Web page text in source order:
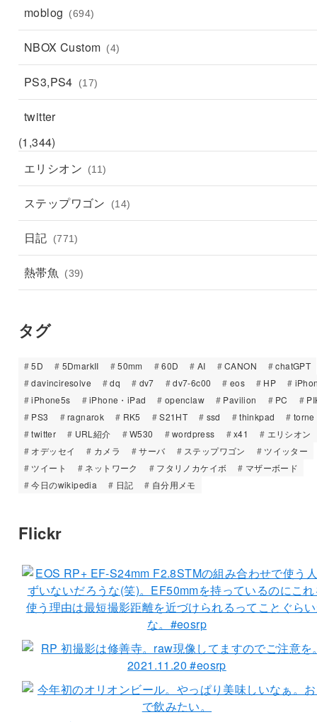
moblog (694)
NBOX Custom (4)
PS3,PS4 (17)
twitter
(1,344)
エリシオン
(11)
ステップワゴン (14)
日記 (771)
熱帯魚 (39)
タグ
5D 5DmarkII 50mm 60D AI CANON
chatGPT
davinciresolve
dq dv7 dv7-6c00 eos HP
iPhone5s
iPhone・iPad openclaw Pavilion PC
PS3
ragnarok RK5 S21HT ssd thinkpad
torne
twitter
URL紹介 W530 wordpress x41
エリシオン
オデッセイ
カメラ サーバ ステップワゴン
ツイッター
ツイート
ネットワーク フタリノカケイボ
マザーボード
今日のwikipedia
日記 自分用メモ
Flickr